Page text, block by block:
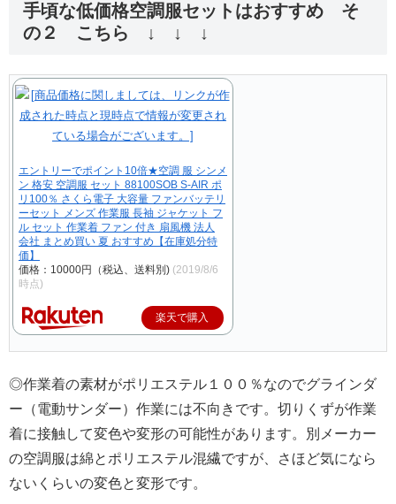
手頃な低価格空調服セットはおすすめ そ
の２ こちら ↓ ↓ ↓
エントリーでポイント10倍★空調 服 シンメ
ン 格安 空調服 セット 88100SOB S-AIR ポ
リ100％ さくら電子 大容量 ファンバッテリ
ーセット メンズ 作業服 長袖 ジャケット フ
ル セット 作業着 ファン 付き 扇風機 法人
会社 まとめ買い 夏 おすすめ【在庫処分特
価】
価格：10000円（税込、送料別) (2019/8/6
時点)
楽天で購入
◎作業着の素材がポリエステル１００％なのでグラインダ
ー（電動サンダー）作業には不向きです。切りくずが作業
着に接触して変色や変形の可能性があります。別メーカー
の空調服は綿とポリエステル混繊ですが、さほど気になら
ないくらいの変色と変形です。